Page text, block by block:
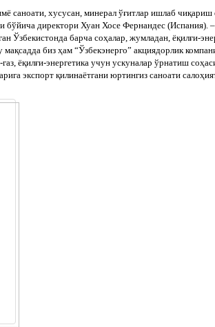
хусусан, минерал ўғитлар ишлаб чиқариш
директори Хуан Хосе Фернандес (Испания).
Ўзбекистонда барча соҳалар, жумладан, ёқилғи-
биз ҳам “Ўзбекэнерго” акциядорлик
ёқилғи-энергетика учун ускуналар ўрнатиш
экспорт қилинаётгани юртингиз саноати